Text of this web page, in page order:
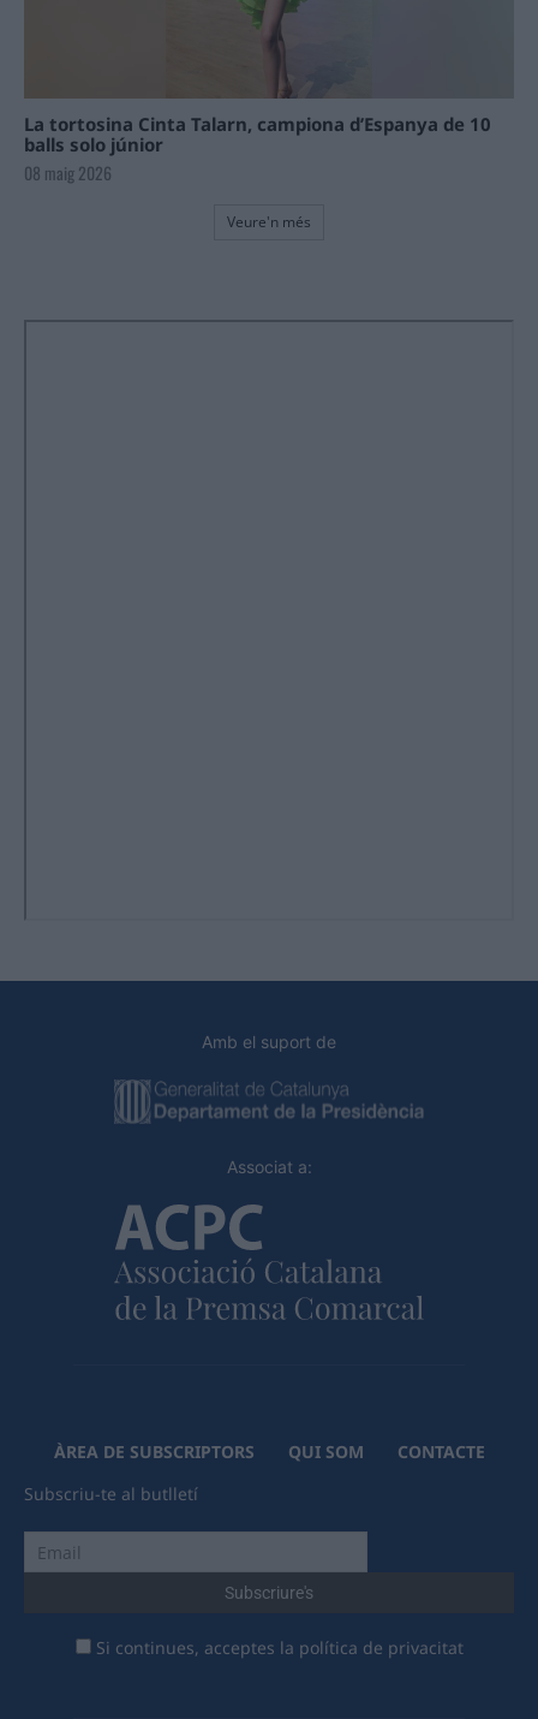
La tortosina Cinta Talarn, campiona d’Espanya de 10
balls solo júnior
08 maig 2026
Veure'n més
Amb el suport de
Associat a:
ÀREA DE SUBSCRIPTORS QUI SOM
CONTACTE
Subscriu-te al butlletí
Si continues, acceptes la política de privacitat